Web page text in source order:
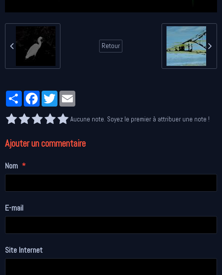
Retour
PartagerFacebookTwitter
Aucune note. Soyez le premier à attribuer une note !
Ajouter un commentaire
Nom
E-mail
Site Internet